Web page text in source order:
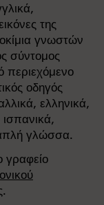
της
γνωστών
σύντομος
περιεχόμενο
οδηγός
ελληνικά,
γλώσσα.
γραφείο
.